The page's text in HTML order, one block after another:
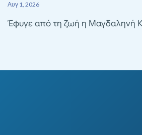
Αυγ 1, 2026
Έφυγε από τη ζωή η Μαγδαληνή